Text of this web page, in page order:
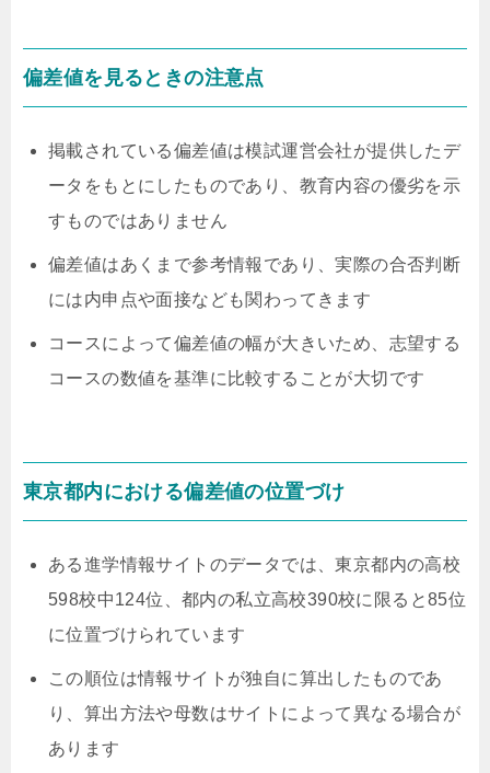
偏差値を見るときの注意点
掲載されている偏差値は模試運営会社が提供したデ
ータをもとにしたものであり、教育内容の優劣を示
すものではありません
偏差値はあくまで参考情報であり、実際の合否判断
には内申点や面接なども関わってきます
コースによって偏差値の幅が大きいため、志望する
コースの数値を基準に比較することが大切です
東京都内における偏差値の位置づけ
ある進学情報サイトのデータでは、東京都内の高校
598校中124位、都内の私立高校390校に限ると85位
に位置づけられています
この順位は情報サイトが独自に算出したものであ
り、算出方法や母数はサイトによって異なる場合が
あります